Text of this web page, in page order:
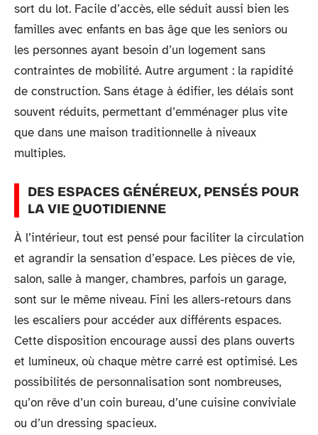
sort du lot. Facile d’accès, elle séduit aussi bien les
familles avec enfants en bas âge que les seniors ou
les personnes ayant besoin d’un logement sans
contraintes de mobilité. Autre argument : la rapidité
de construction. Sans étage à édifier, les délais sont
souvent réduits, permettant d’emménager plus vite
que dans une maison traditionnelle à niveaux
multiples.
DES ESPACES GÉNÉREUX, PENSÉS POUR
LA VIE QUOTIDIENNE
À l’intérieur, tout est pensé pour faciliter la circulation
et agrandir la sensation d’espace. Les pièces de vie,
salon, salle à manger, chambres, parfois un garage,
sont sur le même niveau. Fini les allers-retours dans
les escaliers pour accéder aux différents espaces.
Cette disposition encourage aussi des plans ouverts
et lumineux, où chaque mètre carré est optimisé. Les
possibilités de personnalisation sont nombreuses,
qu’on rêve d’un coin bureau, d’une cuisine conviviale
ou d’un dressing spacieux.